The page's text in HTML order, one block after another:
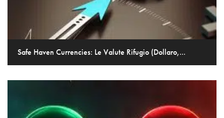
Safe Haven Currencies: Le Valute Rifugio (Dollaro,...